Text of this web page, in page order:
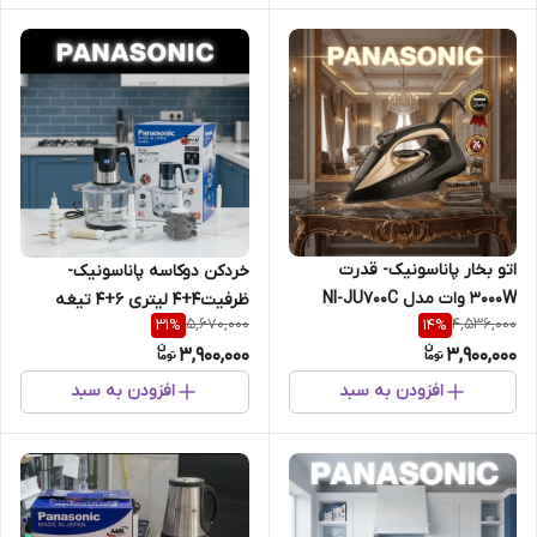
اتو بخار پاناسونیک- قدرت
3000W وات مدل NI-JU700C
4,536,000
14%
3,900,000
افزودن به سبد
خردکن دوکاسه پاناسونیک-
ظرفیت4+4 لیتری 6+4 تیغه
تیتانیوم طلایی همراه با سیر پاک
وات- مدل PA-8020
5,670,000
31%
3,900,000
افزودن به سبد